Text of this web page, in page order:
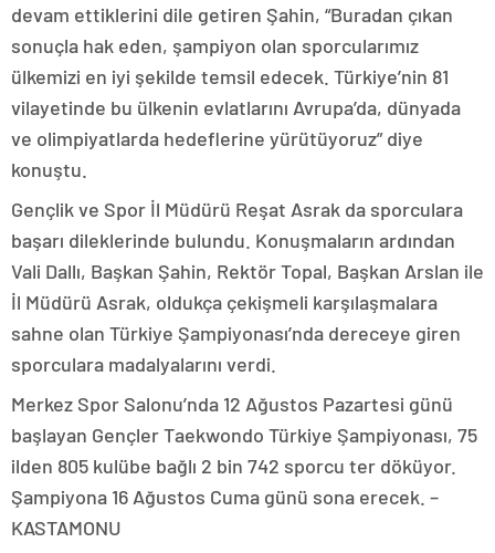
devam ettiklerini dile getiren Şahin, “Buradan çıkan
sonuçla hak eden, şampiyon olan sporcularımız
ülkemizi en iyi şekilde temsil edecek. Türkiye’nin 81
vilayetinde bu ülkenin evlatlarını Avrupa’da, dünyada
ve olimpiyatlarda hedeflerine yürütüyoruz” diye
konuştu.
Gençlik ve Spor İl Müdürü Reşat Asrak da sporculara
başarı dileklerinde bulundu. Konuşmaların ardından
Vali Dallı, Başkan Şahin, Rektör Topal, Başkan Arslan ile
İl Müdürü Asrak, oldukça çekişmeli karşılaşmalara
sahne olan Türkiye Şampiyonası’nda dereceye giren
sporculara madalyalarını verdi.
Merkez Spor Salonu’nda 12 Ağustos Pazartesi günü
başlayan Gençler Taekwondo Türkiye Şampiyonası, 75
ilden 805 kulübe bağlı 2 bin 742 sporcu ter döküyor.
Şampiyona 16 Ağustos Cuma günü sona erecek. –
KASTAMONU